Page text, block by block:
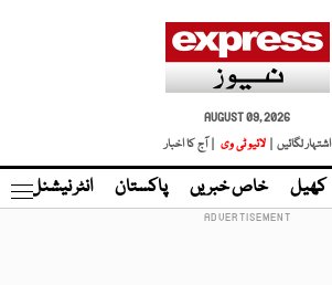
AUGUST 09, 2026
اشتہار لگائیں |
لائیو ٹی وی | آج کا اخبار
کھیل خاص خبریں پاکستان انٹر نیشنل